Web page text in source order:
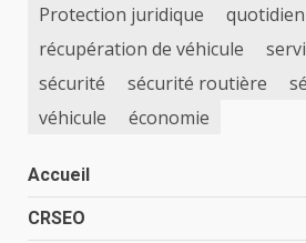
Protection juridique
quotidien
récupération de véhicule
sécurité
sécurité routière
véhicule
économie
Accueil
CRSEO